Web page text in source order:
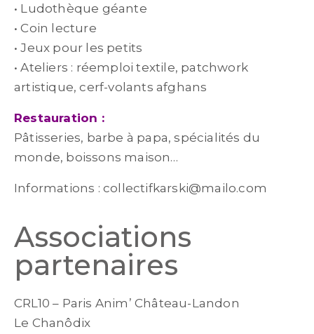
• Ludothèque géante
• Coin lecture
• Jeux pour les petits
• Ateliers : réemploi textile, patchwork
artistique, cerf-volants afghans
Restauration :
Pâtisseries, barbe à papa, spécialités du
monde, boissons maison…
Informations : collectifkarski@mailo.com
Associations
partenaires
CRL10 – Paris Anim’ Château-Landon
Le Chanôdix